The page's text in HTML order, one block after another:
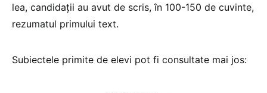
lea, candidații au avut de scris, în 100-150 de cuvinte,
rezumatul primului text.
Subiectele primite de elevi pot fi consultate mai jos: